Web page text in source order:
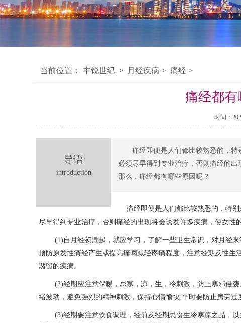
当前位置： 丰锐世纪 > 月经疾病 > 痛经 >
痛经都有
时间：
导语
introduction
痛经即便是人们都比较熟悉的，
必须尽早得到专业治疗，否则痛经的
那么，痛经都有哪些原因呢？
痛经即便是人们都比较熟悉的，特
尽早得到专业治疗，否则痛经的出现将会诱发许多疾病，使女
(1)自月经初潮起，就应学习，了解一些卫生常识，对月经
预防原发性痛经产生或提高痛阈减轻疼痛程度，注意经期及性
潴留的疾病。
(2)经期应注意保暖，忌寒，凉，生，冷刺激，防止寒邪侵
绪波动，避免强烈的精神刺激，保持心情愉快;平时要防止房劳过
(3)经期要注意饮食调理，经前及经期忌食生冷寒凉之品，